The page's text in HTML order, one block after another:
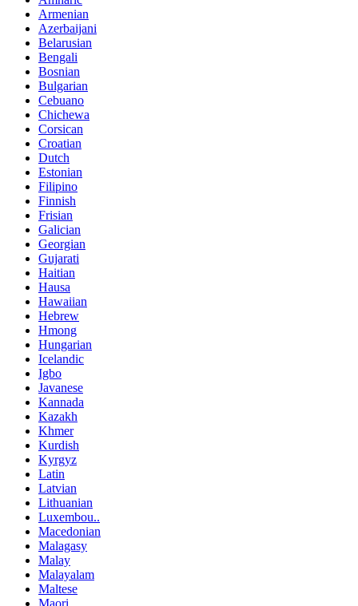
Armenian
Azerbaijani
Belarusian
Bengali
Bosnian
Bulgarian
Cebuano
Chichewa
Corsican
Croatian
Dutch
Estonian
Filipino
Finnish
Frisian
Galician
Georgian
Gujarati
Haitian
Hausa
Hawaiian
Hebrew
Hmong
Hungarian
Icelandic
Igbo
Javanese
Kannada
Kazakh
Khmer
Kurdish
Kyrgyz
Latin
Latvian
Lithuanian
Luxembou..
Macedonian
Malagasy
Malay
Malayalam
Maltese